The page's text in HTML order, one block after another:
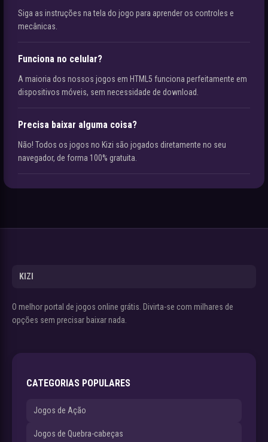
Siga as instruções na tela do jogo para aprender os controles e
mecânicas.
Funciona no celular?
A maioria dos nossos jogos em HTML5 funciona perfeitamente em
dispositivos móveis, sem necessidade de download.
Precisa baixar alguma coisa?
Não! Todos os jogos no Kizi são jogados diretamente no seu
navegador, de forma 100% gratuita.
KIZI
O melhor portal de jogos online grátis. Divirta-se com milhares de
opções sem precisar baixar nada.
CATEGORIAS POPULARES
Jogos de Ação
Jogos de Quebra-cabeças